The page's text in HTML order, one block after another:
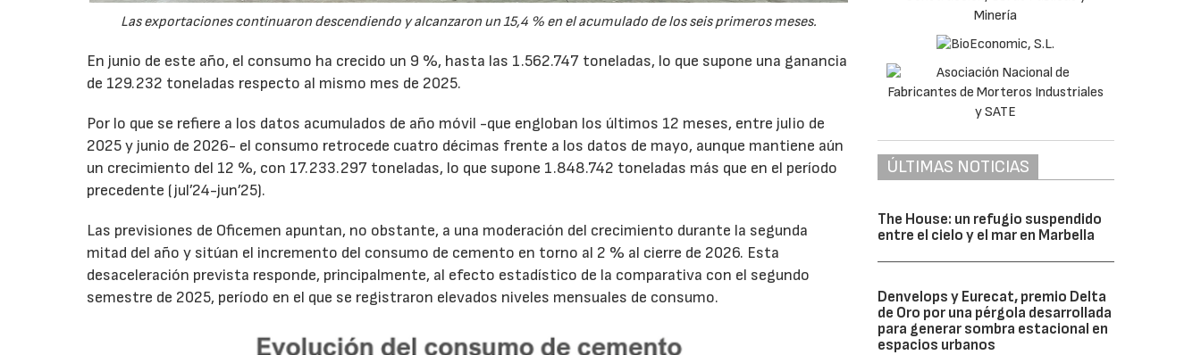
Las exportaciones continuaron descendiendo y alcanzaron un 15,4 % en el acumulado de los seis primeros meses.
En junio de este año, el consumo ha crecido un 9 %, hasta las 1.562.747 toneladas, lo que supone una ganancia
de 129.232 toneladas respecto al mismo mes de 2025.
Por lo que se refiere a los datos acumulados de año móvil -que engloban los últimos 12 meses, entre julio de
2025 y junio de 2026- el consumo retrocede cuatro décimas frente a los datos de mayo, aunque mantiene aún
un crecimiento del 12 %, con 17.233.297 toneladas, lo que supone 1.848.742 toneladas más que en el período
precedente (jul’24-jun’25).
Las previsiones de Oficemen apuntan, no obstante, a una moderación del crecimiento durante la segunda
mitad del año y sitúan el incremento del consumo de cemento en torno al 2 % al cierre de 2026. Esta
desaceleración prevista responde, principalmente, al efecto estadístico de la comparativa con el segundo
semestre de 2025, período en el que se registraron elevados niveles mensuales de consumo.
ÚLTIMAS NOTICIAS
The House: un refugio suspendido
entre el cielo y el mar en Marbella
Denvelops y Eurecat, premio Delta
de Oro por una pérgola desarrollada
para generar sombra estacional en
espacios urbanos